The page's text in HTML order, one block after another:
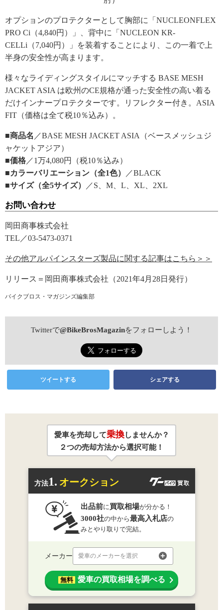
オプションのプロテクターとして胸部に「NUCLEONFLEX
PRO Ci（4,840円）」、背中に「NUCLEON KR-
CELLi（7,040円）」を装着することにより、この一着で上
半身の安全性が高まります。
様々なライディングスタイルにマッチする BASE MESH
JACKET ASIA は欧州のCE規格が通った安全性の高い着る
だけインナープロテクターです。リフレクター付き。ASIA
FIT（価格は全て税10％込み）。
■商品名 ／BASE MESH JACKET ASIA（ベースメッシュジ
ャケットアジア）
■価格 ／1万4,080円（税10％込み）
■カラーバリエーション（全1色）
／BLACK
■サイズ（全5サイズ）
／S、M、L、XL、2XL
お問い合わせ
岡田商事株式会社
TEL／03-5473-0371
その他アルパインスターズ製品に関する記事はこちら＞＞
リリース＝岡田商事株式会社（2021年4月28日発行）
バイクブロス・マガジンズ編集部
Twitterで@BikeBrosMagazinをフォローしよう！
ツイートする シェアする
愛車を売却して乗換しませんか？
２つの売却方法から選択可能！
方法1. オークション
出品前に買取相場が分かる！
3000社の中から最高入札店の
みとやり取りで完結。
メーカー 愛車のメーカーを選択
無料 愛車の買取相場を調べる